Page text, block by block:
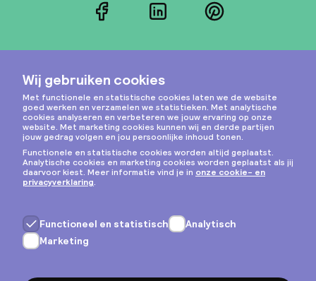
FacebookLinkedInPinterest
Instagram
Privacy & cookies
Algemene voorwaarden